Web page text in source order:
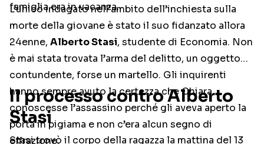
famiglia era in vacanza.
L’unico indagato nell’ambito dell’inchiesta sulla
morte della giovane è stato il suo fidanzato allora
24enne, Alberto Stasi, studente di Economia. Non
è mai stata trovata l’arma del delitto, un oggetto
contundente, forse un martello. Gli inquirenti
hanno sempre avuto la certezza che Chiara
conoscesse l’assassino perché gli aveva aperto la
porta in pigiama e non c’era alcun segno di
effrazione.
Il processo contro Alberto
Stasi
Stasi trovò il corpo della ragazza la mattina del 13